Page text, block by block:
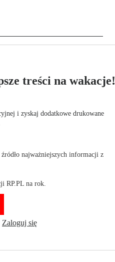
treści na wakacje!
i zyskaj dodatkowe drukowane
najważniejszych informacji z
RP.PL na rok.
Zaloguj się